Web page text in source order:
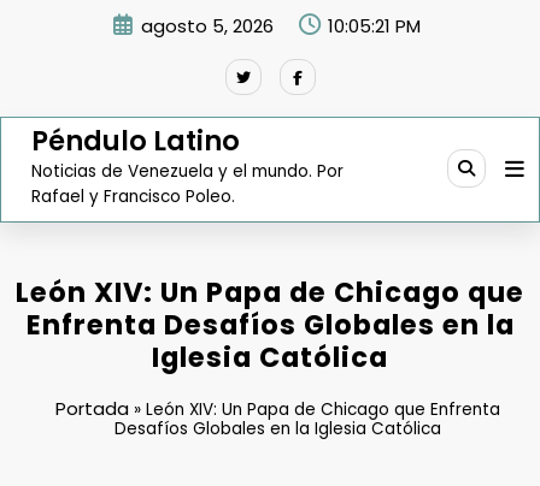
agosto 5, 2026 10:05:22 PM
Péndulo Latino
Noticias de Venezuela y el mundo. Por
Rafael y Francisco Poleo.
León XIV: Un Papa de Chicago que
Enfrenta Desafíos Globales en la
Iglesia Católica
Portada »León XIV: Un Papa de Chicago que Enfrenta
Desafíos Globales en la Iglesia Católica